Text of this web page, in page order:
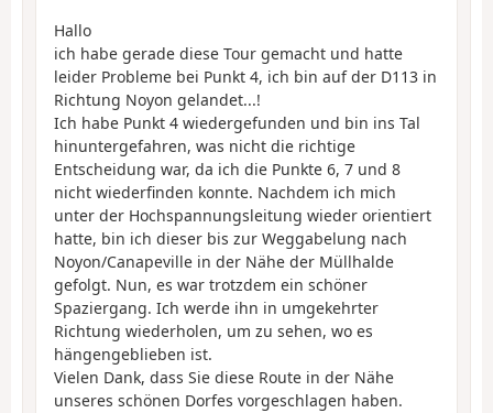
Hallo
ich habe gerade diese Tour gemacht und hatte
leider Probleme bei Punkt 4, ich bin auf der D113 in
Richtung Noyon gelandet...!
Ich habe Punkt 4 wiedergefunden und bin ins Tal
hinuntergefahren, was nicht die richtige
Entscheidung war, da ich die Punkte 6, 7 und 8
nicht wiederfinden konnte. Nachdem ich mich
unter der Hochspannungsleitung wieder orientiert
hatte, bin ich dieser bis zur Weggabelung nach
Noyon/Canapeville in der Nähe der Müllhalde
gefolgt. Nun, es war trotzdem ein schöner
Spaziergang. Ich werde ihn in umgekehrter
Richtung wiederholen, um zu sehen, wo es
hängengeblieben ist.
Vielen Dank, dass Sie diese Route in der Nähe
unseres schönen Dorfes vorgeschlagen haben.